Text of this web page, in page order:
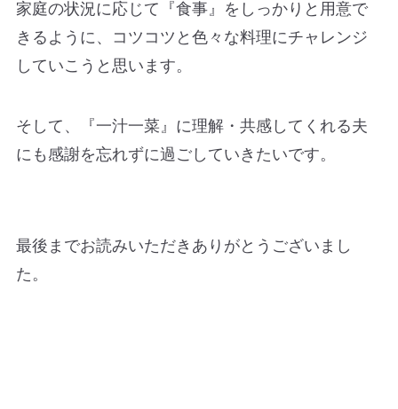
家庭の状況に応じて『食事』をしっかりと用意で
きるように、コツコツと色々な料理にチャレンジ
していこうと思います。
そして、『一汁一菜』に理解・共感してくれる夫
にも感謝を忘れずに過ごしていきたいです。
最後までお読みいただきありがとうございまし
た。